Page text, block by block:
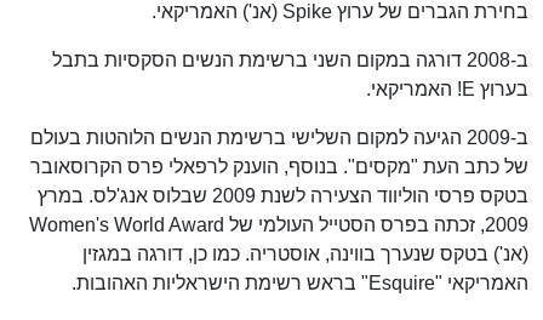
בחירת הגברים של ערוץ Spike (אנ') האמריקאי.
ב-2008 דורגה במקום השני ברשימת הנשים הסקסיות בתבל
בערוץ E! האמריקאי.
ב-2009 הגיעה למקום השלישי ברשימת הנשים הלוהטות בעולם
של כתב העת "מקסים". בנוסף, הוענק לרפאלי פרס הקרוסאובר
בטקס פרסי הוליווד הצעירה לשנת 2009 שבלוס אנג'לס. במרץ
2009, זכתה בפרס הסטייל העולמי של Women's World Award
(אנ') בטקס שנערך בווינה, אוסטריה. כמו כן, דורגה במגזין
האמריקאי "Esquire" בראש רשימת הישראליות האהובות.